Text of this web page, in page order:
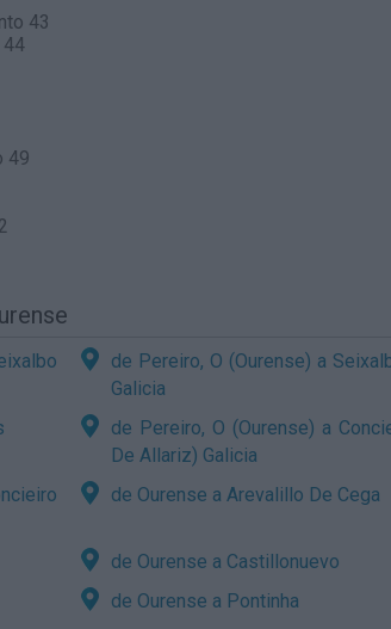
43
44
49
de Pereiro, O (Ourense) a
Galicia
de Pereiro, O (Ourense) a
De Allariz) Galicia
de Ourense a Arevalillo De Cega
de Ourense a Castillonuevo
de Ourense a Pontinha